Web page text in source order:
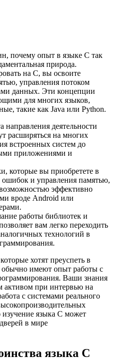
почему опыт в языке С так
природа.
на С, вы освоите
управления потоком
данных. Эти концепции
для многих языков,
такие как Java или Python.
направления деятельности
расширяться на многих
встроенных систем до
приложениями и
которые вы приобретете в
ошибок и управления памятью,
эффективно
вроде Android или
работы библиотек и
вам легко переходить
технологий в
хотят преуспеть в
обычно имеют опыт работы с
Ваши знания
активом при интервью на
с системами реального
языка С может
в мире
языка C